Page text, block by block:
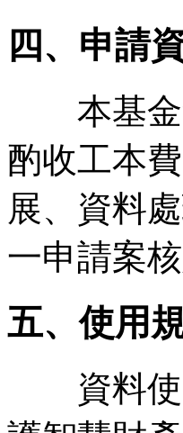
四、申請
本基金
酌收工本
展、資料
一申請案
五、使用
資料使